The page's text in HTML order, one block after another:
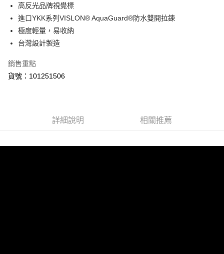
全盈+PAY
ATM付款
【付款後全家取貨】急件勿使用超取
每筆NT$60，滿NT$1,000(含以上)免運費
每筆NT$100，滿NT$2,000(含以上)免運費
高反光品牌視覺標
進口YKK系列VISLON® AquaGuard®防水雙開拉鍊
極度輕量，易收納
台灣設計製造
銷售重點
貨號：101251506
詳細說明 相關推薦